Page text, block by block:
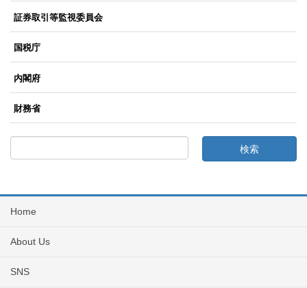
証券取引等監視委員会
国税庁
内閣府
財務省
Home
About Us
SNS